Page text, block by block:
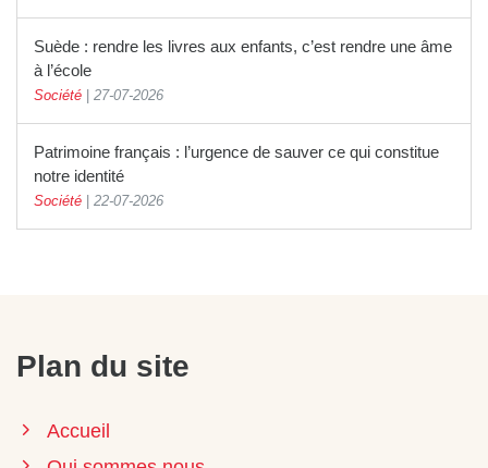
Suède : rendre les livres aux enfants, c’est rendre une âme
à l’école
Société 27-07-2026
Patrimoine français : l’urgence de sauver ce qui constitue
notre identité
Société 22-07-2026
Plan du site
Accueil